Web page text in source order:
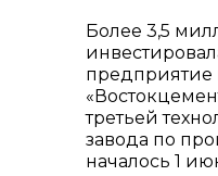
Более 3,5
предприятие
третьей
завода по
началось 1